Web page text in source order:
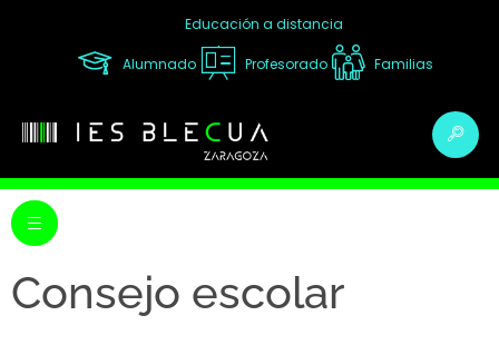
Educación a distancia
Alumnado Profesorado Familias
Consejo escolar